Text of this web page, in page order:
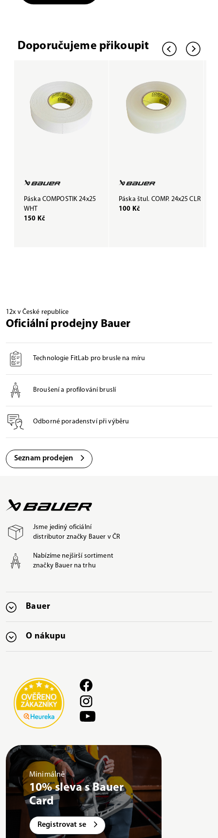
Doporučujeme přikoupit
Páska COMPOSTIK 24x25
WHT
150 Kč
Páska štul. COMP. 24x25 CLR
100 Kč
12x v České republice
Oficiální prodejny Bauer
Technologie FitLab pro brusle na míru
Broušení a profilování bruslí
Odborné poradenství při výběru
Seznam prodejen
Jsme jediný oficiální
distributor značky Bauer v ČR
Nabízíme nejširší sortiment
značky Bauer na trhu
Bauer
O nákupu
Minimálně
10% sleva s Bauer
Card
Registrovat se